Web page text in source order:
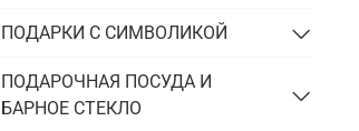
ПОДАРКИ С СИМВОЛИКОЙ
ПОДАРОЧНАЯ ПОСУДА И
БАРНОЕ СТЕКЛО